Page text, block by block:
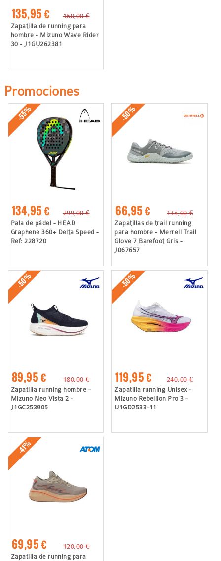
135,95 €
160,00 €
Zapatilla de running para
hombre - Mizuno Wave Rider
30 - J1GU262381
Promociones
-55%
134,95 €
299,00 €
Pala de pádel - HEAD
Graphene 360+ Delta Speed -
Ref: 228720
-50%
66,95 €
135,00 €
Zapatillas de trail running
para hombre - Merrell Trail
Glove 7 Barefoot Gris -
J067657
-50%
89,95 €
180,00 €
Zapatilla running hombre -
Mizuno Neo Vista 2 -
J1GC253905
-50%
119,95 €
240,00 €
Zapatilla running Unisex -
Mizuno Rebellion Pro 3 -
U1GD2533-11
-41%
69,95 €
120,00 €
Zapatilla de running para